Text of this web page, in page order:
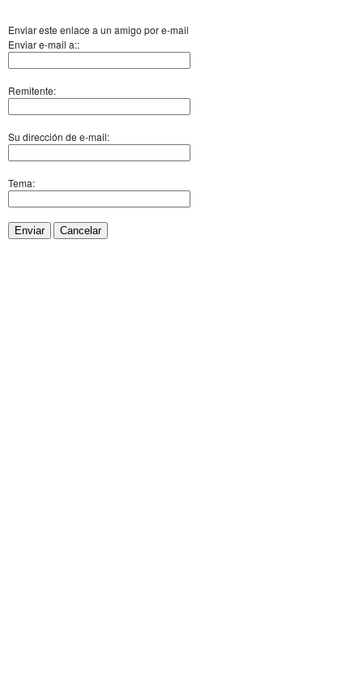
Enviar este enlace a un amigo por e-mail
Enviar e-mail a::
Remitente:
Su dirección de e-mail:
Tema:
Enviar Cancelar